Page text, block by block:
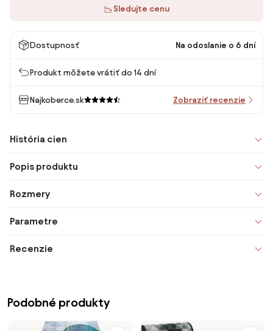
Sledujte cenu
Dostupnosť Na odoslanie o 6 dní
Produkt môžete vrátiť do 14 dní
Najkoberce.sk Zobraziť recenzie
História cien
Popis produktu
Rozmery
Parametre
Recenzie
Podobné produkty